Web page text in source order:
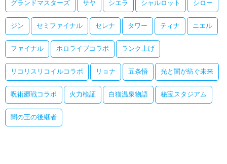
グランドマスターズ サヤ シエラ シャルロット シロー
ジン セミファイナル セレナ タワー ティナ ニエル
ファイナル ホロライブコラボ ランク上げ
リコリスリコイルコラボ リョナ 五条悟 光と闇が紡ぐ未来
呪術廻戦コラボ 火力検証 白猫温泉物語 秘宝スタジアム
闇の王の後継者